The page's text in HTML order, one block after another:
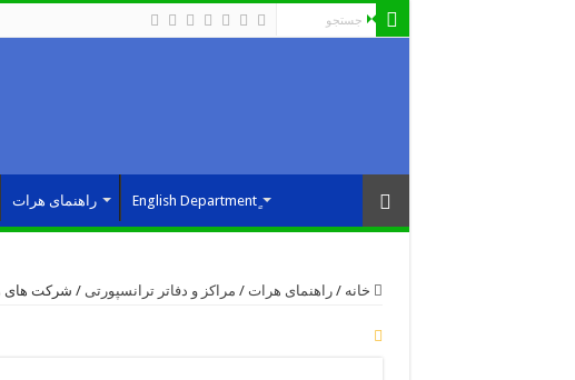
راهنمای هرات ٍEnglish Department
خانه / راهنمای هرات / مراکز و دفاتر ترانسپورتی / شرکت های